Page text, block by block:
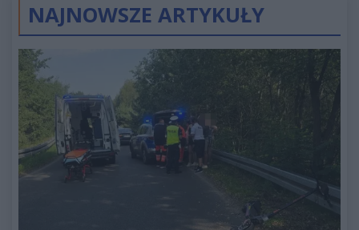
NAJNOWSZE ARTYKUŁY